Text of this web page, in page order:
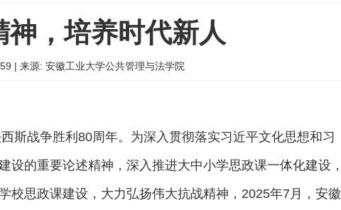
神，培养时代新人
| 来源: 安徽工业大学公共管理与法学院
斯战争胜利80周年。为深入贯彻落实习近平文化思想和习
设的重要论述精神，深入推进大中小学思政课一体化建设，
校思政课建设，大力弘扬伟大抗战精神，2025年7月，安徽